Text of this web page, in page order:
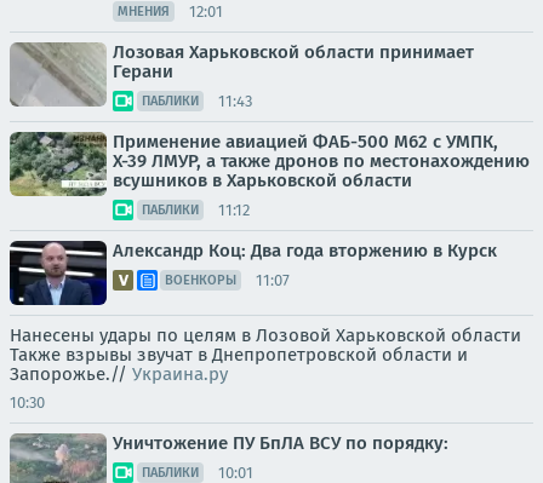
МНЕНИЯ 12:01
Лозовая Харьковской области принимает
Герани
ПАБЛИКИ 11:43
Применение авиацией ФАБ-500 М62 с УМПК,
Х-39 ЛМУР, а также дронов по местонахождению
всушников в Харьковской области
ПАБЛИКИ 11:12
Александр Коц: Два года вторжению в Курск
ВОЕНКОРЫ 11:07
Нанесены удары по целям в Лозовой Харьковской области
Также взрывы звучат в Днепропетровской области и
Запорожье.// Украина.ру
10:30
Уничтожение ПУ БпЛА ВСУ по порядку:
ПАБЛИКИ 10:01